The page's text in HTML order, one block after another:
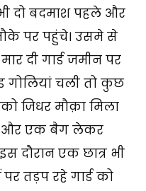
दो बदमाश पहले और
पर पहुंचे। उसमे से
दी गार्ड जमीन पर
गोलियां चली तो कुछ
जिधर मौक़ा मिला
और एक बैग लेकर
दौरान एक छात्र भी
तड़प रहे गार्ड को